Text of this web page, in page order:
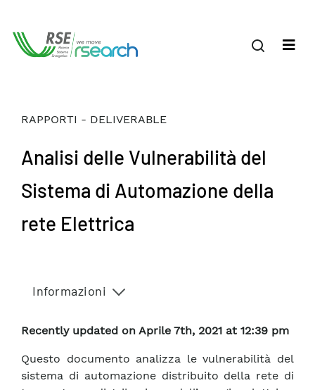
RAPPORTI - DELIVERABLE
Analisi delle Vulnerabilità del
Sistema di Automazione della
rete Elettrica
Informazioni
Recently updated on Aprile 7th, 2021 at 12:39 pm
Questo documento analizza le vulnerabilità del
sistema di automazione distribuito della rete di